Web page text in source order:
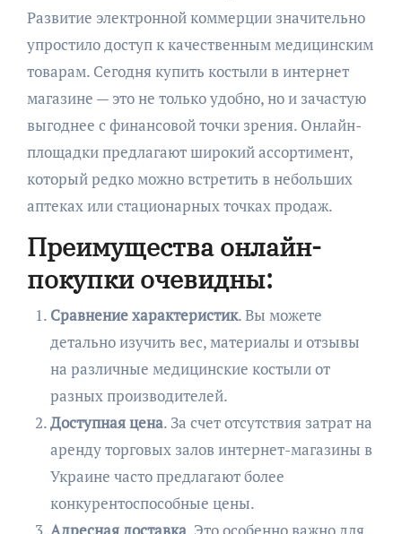
Развитие электронной коммерции значительно
упростило доступ к качественным медицинским
товарам. Сегодня купить костыли в интернет
магазине — это не только удобно, но и зачастую
выгоднее с финансовой точки зрения. Онлайн-
площадки предлагают широкий ассортимент,
который редко можно встретить в небольших
аптеках или стационарных точках продаж.
Преимущества онлайн-
покупки очевидны:
Сравнение характеристик. Вы можете
детально изучить вес, материалы и отзывы
на различные медицинские костыли от
разных производителей.
Доступная цена. За счет отсутствия затрат на
аренду торговых залов интернет-магазины в
Украине часто предлагают более
конкурентоспособные цены.
Адресная доставка. Это особенно важно для